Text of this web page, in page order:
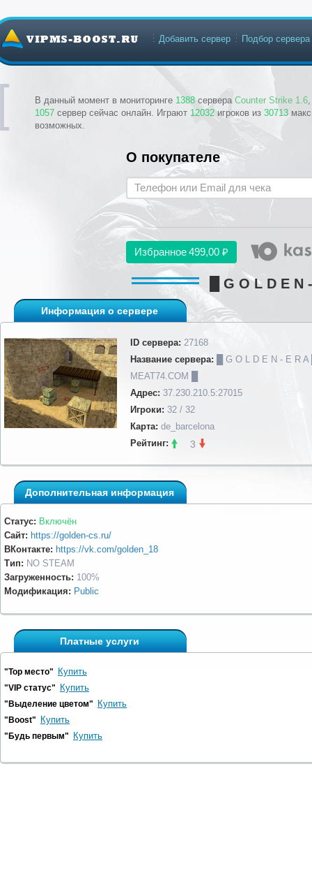
В данный момент в мониторинге 1388 сервера Counter Strike 1.6
1057 сервер сейчас онлайн. Играют 12032 игроков из 30713
возможных.
Добавить сервер Подбор сервера
О покупателе
Избранное499,00 ₽
█ G O L D E N
Информация о сервере
ID сервера: 27168
Название сервера: █ G O L D E N - E R A
MEAT74.COM █
Адрес: 37.230.210.5:27015
Игроки: 32 / 32
Карта: de_barcelona
Рейтинг:
3
Дополнительная информация
Статус: Включён
Сайт: https://golden-cs.ru/
ВКонтакте: https://vk.com/golden_18
Тип: NO STEAM
Загруженность: 100%
Модификация: Public
Платные услуги
"Top место" Купить
"VIP статус" Купить
"Выделение цветом" Купить
"Boost" Купить
"Будь первым" Купить